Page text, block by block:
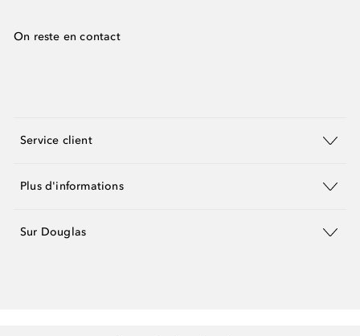
On reste en contact
Service client
Plus d'informations
Sur Douglas